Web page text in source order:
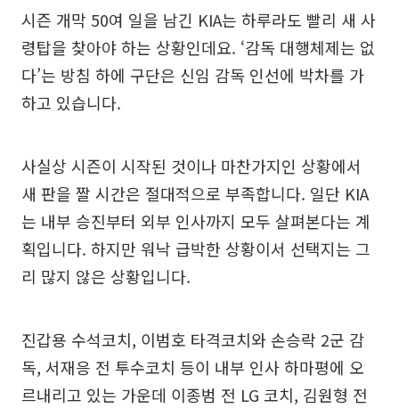
시즌 개막 50여 일을 남긴 KIA는 하루라도 빨리 새 사
령탑을 찾아야 하는 상황인데요. ‘감독 대행체제는 없
다’는 방침 하에 구단은 신임 감독 인선에 박차를 가
하고 있습니다.
사실상 시즌이 시작된 것이나 마찬가지인 상황에서
새 판을 짤 시간은 절대적으로 부족합니다. 일단 KIA
는 내부 승진부터 외부 인사까지 모두 살펴본다는 계
획입니다. 하지만 워낙 급박한 상황이서 선택지는 그
리 많지 않은 상황입니다.
진갑용 수석코치, 이범호 타격코치와 손승락 2군 감
독, 서재응 전 투수코치 등이 내부 인사 하마평에 오
르내리고 있는 가운데 이종범 전 LG 코치, 김원형 전